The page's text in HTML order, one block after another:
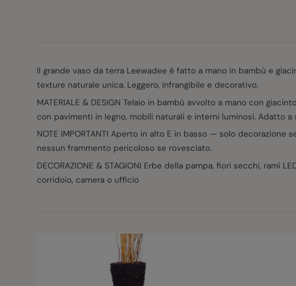
Il grande vaso da terra Leewadee è fatto a mano in bambù e
texture naturale unica. Leggero, infrangibile e decorativo.
MATERIALE & DESIGN Telaio in bambù avvolto a mano con
con pavimenti in legno, mobili naturali e interni luminosi. Adatto
NOTE IMPORTANTI Aperto in alto E in basso — solo
nessun frammento pericoloso se rovesciato.
DECORAZIONE & STAGIONI Erbe della pampa, fiori secchi, rami
corridoio, camera o ufficio